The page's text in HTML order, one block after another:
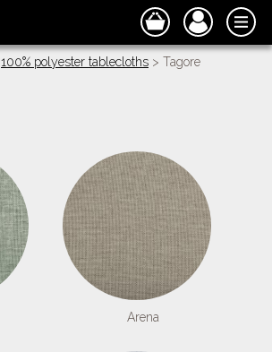
100% polyester tablecloths > Tagore
Arena